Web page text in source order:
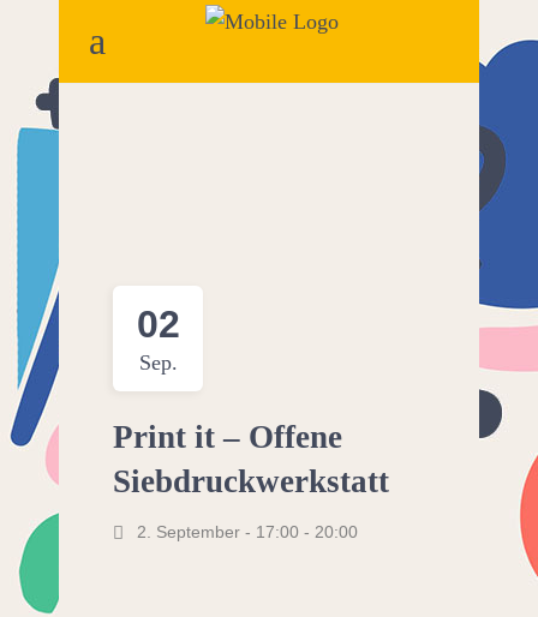
02
Sep.
Print it – Offene
Siebdruckwerkstatt
2. September - 17:00 - 20:00